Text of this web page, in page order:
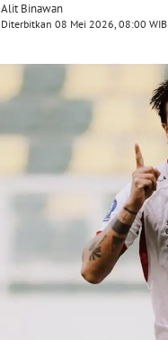
Alit Binawan
Diterbitkan 08 Mei 2026, 08:00 WIB